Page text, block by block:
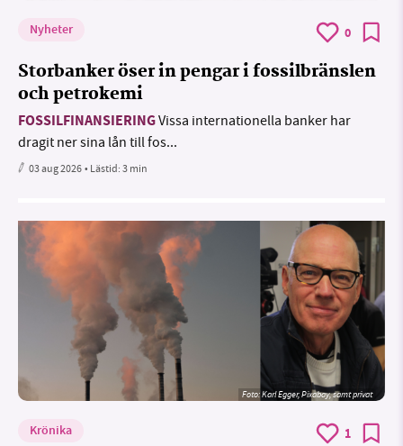
Nyheter 0
Storbanker öser in pengar i fossilbränslen
och petrokemi
FOSSILFINANSIERINGVissa internationella banker har
dragit ner sina lån till fos...
03 aug 2026• Lästid:3 min
Foto:Karl Egger, Pixabay, samt privat
Krönika 1